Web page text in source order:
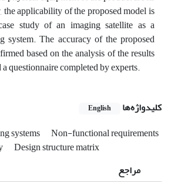
applicability of the proposed model is
study of an imaging satellite as a
system. The accuracy of the proposed
based on the analysis of the results
questionnaire completed by experts.
کلیدواژه‌ها English
systems
Non-functional requirements
Design structure matrix
مراجع